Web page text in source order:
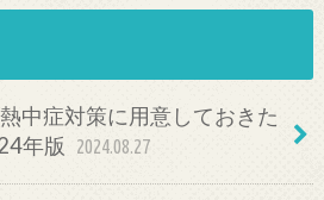
中症対策に用意しておきた
年版
2024.08.27